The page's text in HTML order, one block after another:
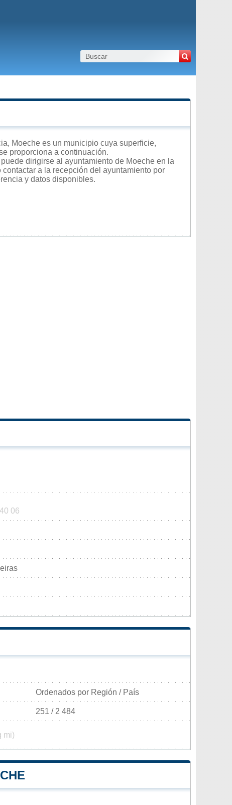
Moeche es un municipio cuya superficie,
proporciona a continuación.
dirigirse al ayuntamiento de Moeche en la
a la recepción del ayuntamiento por
y datos disponibles.
06
Ordenados por Región / País
251 / 2 484
mi)